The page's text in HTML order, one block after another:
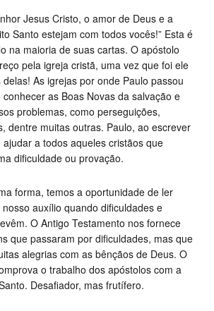
Jesus Cristo, o amor de Deus e a
Santo estejam com todos vocês!” Esta é
na maioria de suas cartas. O apóstolo
pela igreja cristã, uma vez que foi ele
As igrejas por onde Paulo passou
as Boas Novas da salvação e
problemas, como perseguições,
dentre muitas outras. Paulo, ao escrever
a todos aqueles cristãos que
dificuldade ou provação.
forma, temos a oportunidade de ler
auxílio quando dificuldades e
O Antigo Testamento nos fornece
que passaram por dificuldades, mas que
alegrias com as bênçãos de Deus. O
o trabalho dos apóstolos com a
Desafiador, mas frutífero.